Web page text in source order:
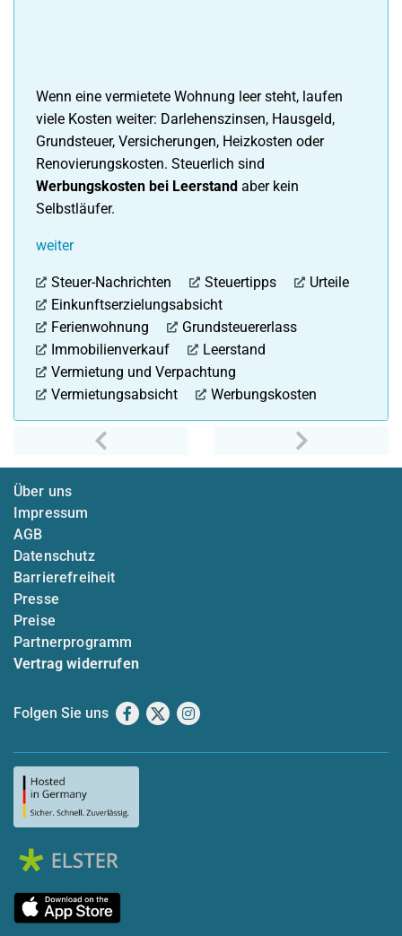
Wenn eine vermietete Wohnung leer steht, laufen
viele Kosten weiter: Darlehenszinsen, Hausgeld,
Grundsteuer, Versicherungen, Heizkosten oder
Renovierungskosten. Steuerlich sind
Werbungskosten bei Leerstand aber kein
Selbstläufer.
weiter
Steuer-Nachrichten Steuertipps
Urteile
Einkunftserzielungsabsicht
Ferienwohnung
Grundsteuererlass
Immobilienverkauf
Leerstand
Vermietung und Verpachtung
Vermietungsabsicht
Werbungskosten
Über uns
Impressum
AGB
Datenschutz
Barrierefreiheit
Presse
Preise
Partnerprogramm
Vertrag widerrufen
Folgen Sie uns Facebook
X Instagram